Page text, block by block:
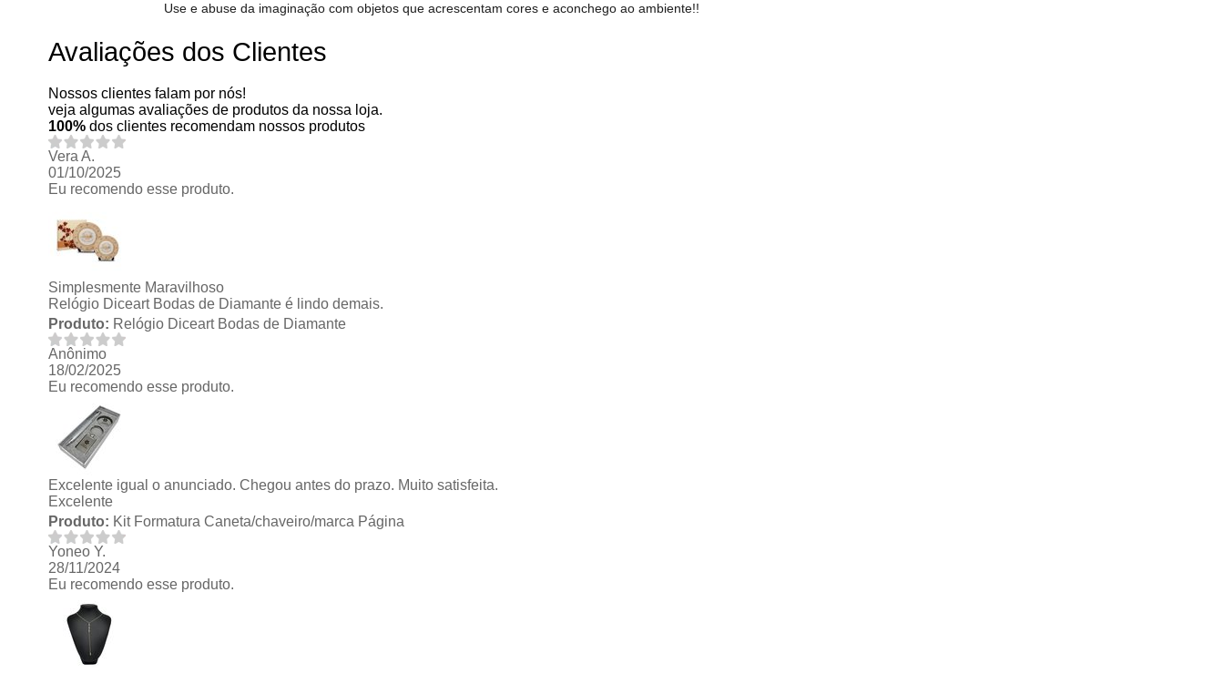
Use e abuse da imaginação com objetos que acrescentam cores e aconchego ao ambiente!!
Avaliações dos Clientes
Nossos clientes falam por nós!
veja algumas avaliações de produtos da nossa loja.
100% dos clientes recomendam nossos produtos
Vera A.
01/10/2025
Eu recomendo esse produto.
Simplesmente Maravilhoso
Relógio Diceart Bodas de Diamante é lindo demais.
Produto: Relógio Diceart Bodas de Diamante
Anônimo
18/02/2025
Eu recomendo esse produto.
Excelente igual o anunciado. Chegou antes do prazo. Muito satisfeita.
Excelente
Produto: Kit Formatura Caneta/chaveiro/marca Página
Yoneo Y.
28/11/2024
Eu recomendo esse produto.